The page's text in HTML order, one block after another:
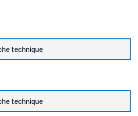
technique
technique